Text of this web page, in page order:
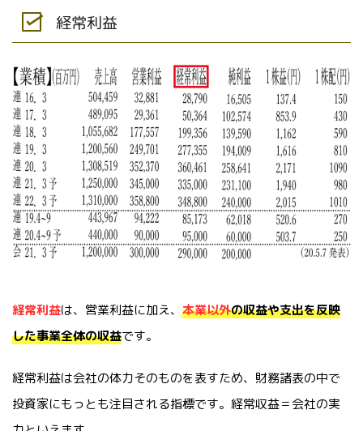
経常利益
経常利益は、営業利益に加え、 本業以外の収益や支出を反映
した事業全体の収益です。
経常利益は会社の体力そのものを表すため、財務諸表の中で
投資家にもっとも注目される指標です。経常収益＝会社の実